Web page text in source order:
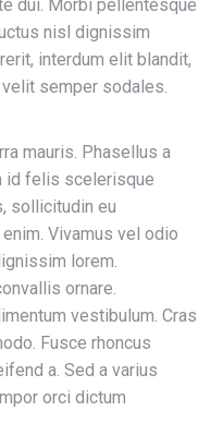
dui. Morbi pellentesque
nisl dignissim
interdum elit blandit,
semper sodales.
mauris. Phasellus a
id felis scelerisque
sollicitudin eu
Vivamus vel odio
lorem.
ornare.
vestibulum. Cras
Fusce rhoncus
a. Sed a varius
orci dictum